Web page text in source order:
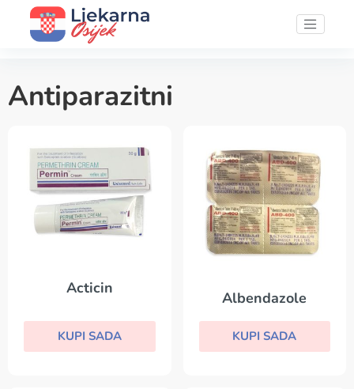
Antiparazitni
Acticin
KUPI SADA
Albendazole
KUPI SADA